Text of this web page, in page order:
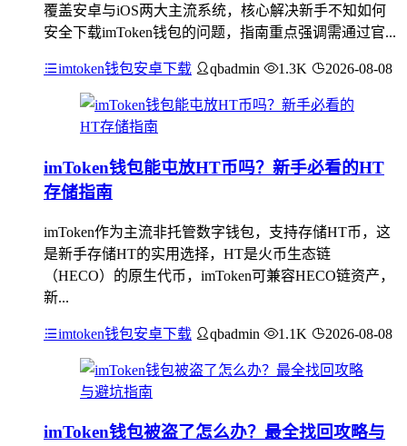
覆盖安卓与iOS两大主流系统，核心解决新手不知如何
安全下载imToken钱包的问题，指南重点强调需通过官...
imtoken钱包安卓下载 qbadmin 1.3K 2026-08-08
imToken钱包能屯放HT币吗？新手必看的HT
存储指南
imToken作为主流非托管数字钱包，支持存储HT币，这
是新手存储HT的实用选择，HT是火币生态链
（HECO）的原生代币，imToken可兼容HECO链资产，
新...
imtoken钱包安卓下载 qbadmin 1.1K 2026-08-08
imToken钱包被盗了怎么办？最全找回攻略与